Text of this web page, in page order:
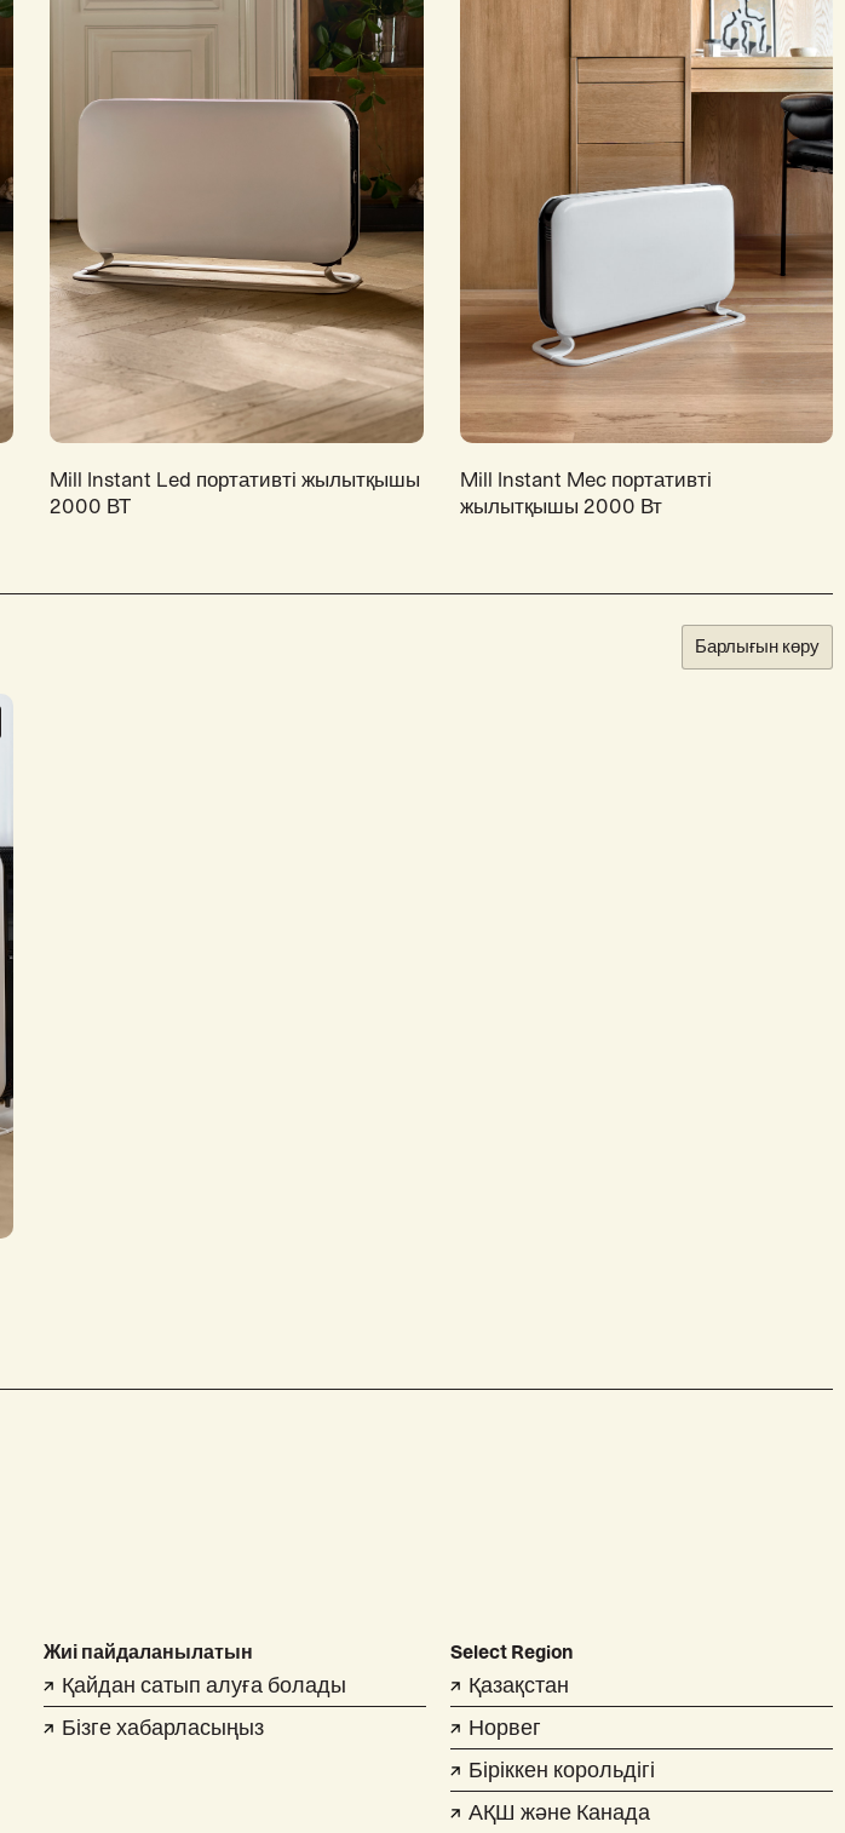
Mill Instant Led портативті жылытқышы
2000 ВТ
Mill Instant Mec портативті
жылытқышы 2000 Вт
Барлығын көру
Жиі пайдаланылатын
Қайдан сатып алуға болады
Бізге хабарласыңыз
Select Region
Қазақстан
Норвег
Біріккен корольдігі
АҚШ және Канада